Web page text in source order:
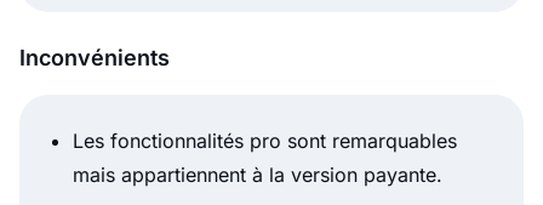
Inconvénients
Les fonctionnalités pro sont remarquables
mais appartiennent à la version payante.